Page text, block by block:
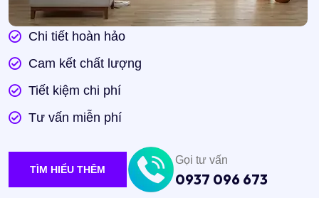
Chi tiết hoàn hảo
Cam kết chất lượng
Tiết kiệm chi phí
Tư vấn miễn phí
TÌM HIỂU THÊM
Gọi tư vấn
0937 096 673